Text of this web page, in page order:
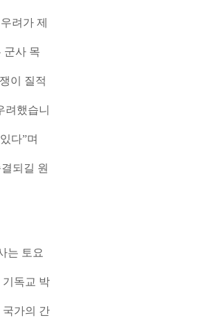
려가 제
군사 목
이 질적
려했습니
다”며
되길 원
는 토요
기독교 박
국가의 간